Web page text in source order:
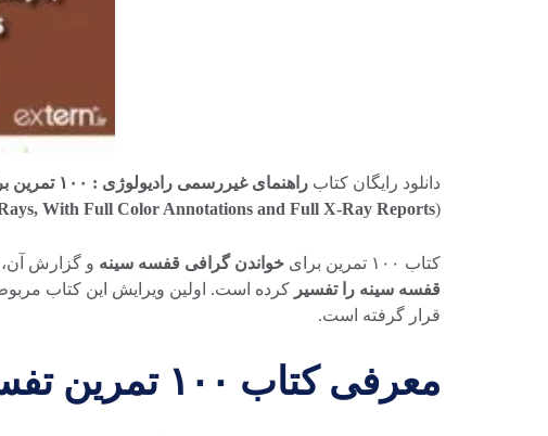
دانلود رایگان کتاب راهنمای غیررسمی رادیولوژی : ۱۰۰ تمرین برای تفسیر گرافی قفسه سینه ۲۰۱۷ ویرایش اول
(
With Full Color Annotations and Full X-Ray Reports
کتاب ۱۰۰ تمرین برای خواندن گرافی قفسه سینه و گزارش آن،
قفسه سینه را تفسیر
قرار گرفته است.
معرفی کتاب ۱۰۰ تمرین تفسیر گرافی قفسه سینه